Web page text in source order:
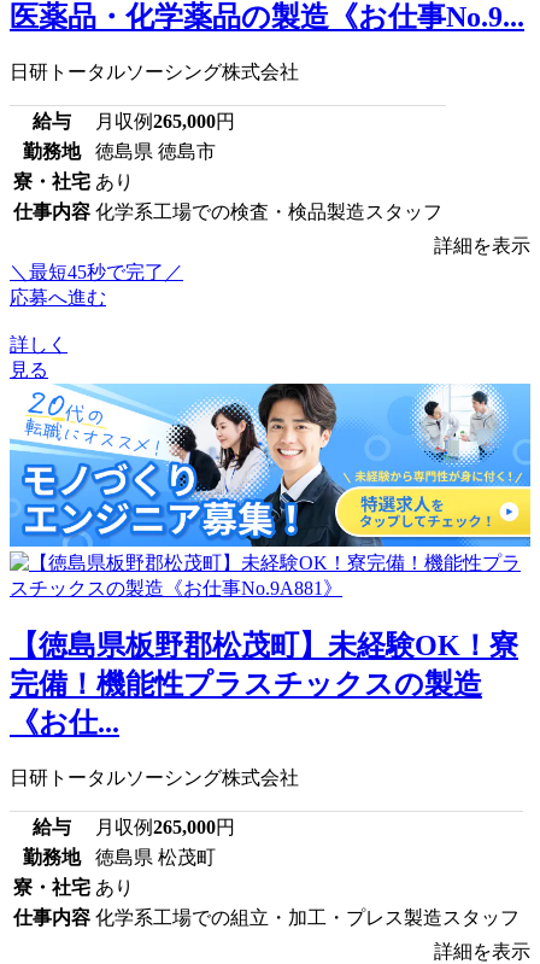
医薬品・化学薬品の製造《お仕事No.9...
日研トータルソーシング株式会社
給与 月収例265,000円
勤務地
徳島県 徳島市
寮・社宅 あり
仕事内容 化学系工場での検査・検品製造スタッフ
詳細を表示
＼最短45秒で完了／
応募へ進む
詳しく
見る
【徳島県板野郡松茂町】未経験OK！寮
完備！機能性プラスチックスの製造
《お仕...
日研トータルソーシング株式会社
給与 月収例265,000円
勤務地
徳島県 松茂町
寮・社宅 あり
仕事内容 化学系工場での組立・加工・プレス製造スタッフ
詳細を表示